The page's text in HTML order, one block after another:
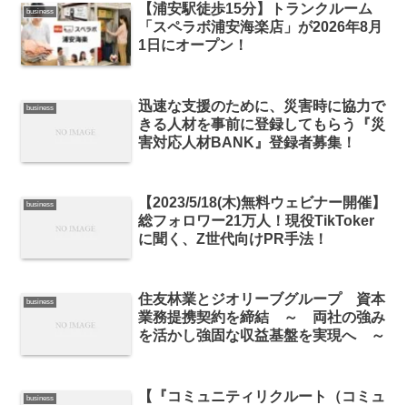
business
【浦安駅徒歩15分】トランクルーム
「スペラボ浦安海楽店」が2026年8月
1日にオープン！
business
迅速な支援のために、災害時に協力で
きる人材を事前に登録してもらう『災
害対応人材BANK』登録者募集！
business
【2023/5/18(木)無料ウェビナー開催】
総フォロワー21万人！現役TikToker
に聞く、Z世代向けPR手法！
business
住友林業とジオリーブグループ 資本
業務提携契約を締結 ～ 両社の強み
を活かし強固な収益基盤を実現へ ～
business
【『コミュニティリクルート（コミュ